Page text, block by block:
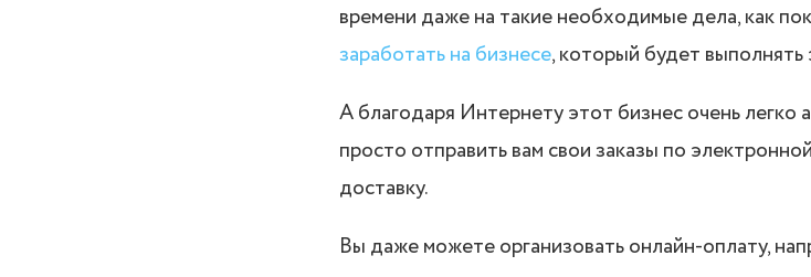
времени даже на такие необходимые дела, как
заработать на бизнесе, который будет выполнять
А благодаря Интернету этот бизнес очень легко
просто отправить вам свои заказы по
доставку.
Вы даже можете организовать онлайн-оплату,